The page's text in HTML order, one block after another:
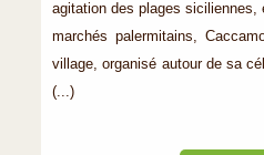
agitation des plages siciliennes,
marchés palermitains,
village, organisé autour de sa
(...)